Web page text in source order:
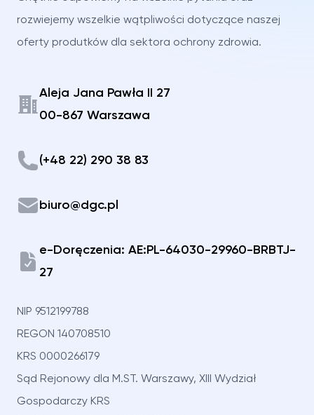
rozwiejemy wszelkie wątpliwości dotyczące naszej
oferty produtków dla sektora ochrony zdrowia.
Adres
Aleja Jana Pawła II 27
00-867 Warszawa
Telefon(+48 22) 290 38 83
Emailbiuro@dgc.pl
e-Doręczenia: AE:PL-64030-29960-BRBTJ-
27
NIP 9512199788
REGON 140708510
KRS 0000266179
Sąd Rejonowy dla M.ST. Warszawy, XIII Wydział
Gospodarczy KRS